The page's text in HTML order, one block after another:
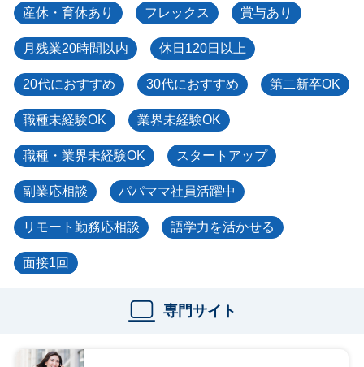
産休・育休あり フレックス 賞与あり
月残業20時間以内 休日120日以上
20代におすすめ 30代におすすめ 第二新卒OK
職種未経験OK 業界未経験OK
職種・業界未経験OK スタートアップ
副業応相談 パパママ社員活躍中
リモート勤務応相談 語学力を活かせる
面接1回
専門サイト